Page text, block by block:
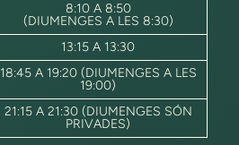
8:10 A 8:50
(DIUMENGES A LES 8:30)
13:15 A 13:30
18:45 A 19:20 (DIUMENGES A LES
19:00)
21:15 A 21:30 (DIUMENGES SÓN
PRIVADES)